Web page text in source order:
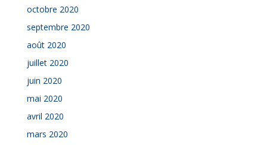
octobre 2020
septembre 2020
août 2020
juillet 2020
juin 2020
mai 2020
avril 2020
mars 2020